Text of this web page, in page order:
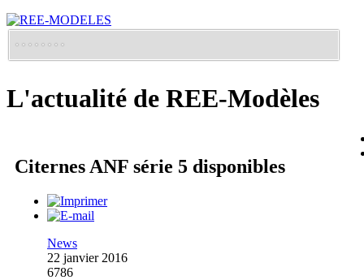
L'actualité de REE-Modèles
Citernes ANF série 5 disponibles
News
22 janvier 2016
6786